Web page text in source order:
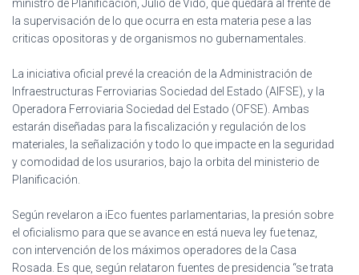
ministro de Planificación, Julio de Vido, que quedará al frente de
la supervisación de lo que ocurra en esta materia pese a las
criticas opositoras y de organismos no gubernamentales.
La iniciativa oficial prevé la creación de la Administración de
Infraestructuras Ferroviarias Sociedad del Estado (AIFSE), y la
Operadora Ferroviaria Sociedad del Estado (OFSE). Ambas
estarán diseñadas para la fiscalización y regulación de los
materiales, la señalización y todo lo que impacte en la seguridad
y comodidad de los usurarios, bajo la orbita del ministerio de
Planificación.
Según revelaron a iEco fuentes parlamentarias, la presión sobre
el oficialismo para que se avance en está nueva ley fue tenaz,
con intervención de los máximos operadores de la Casa
Rosada. Es que, según relataron fuentes de presidencia “se trata